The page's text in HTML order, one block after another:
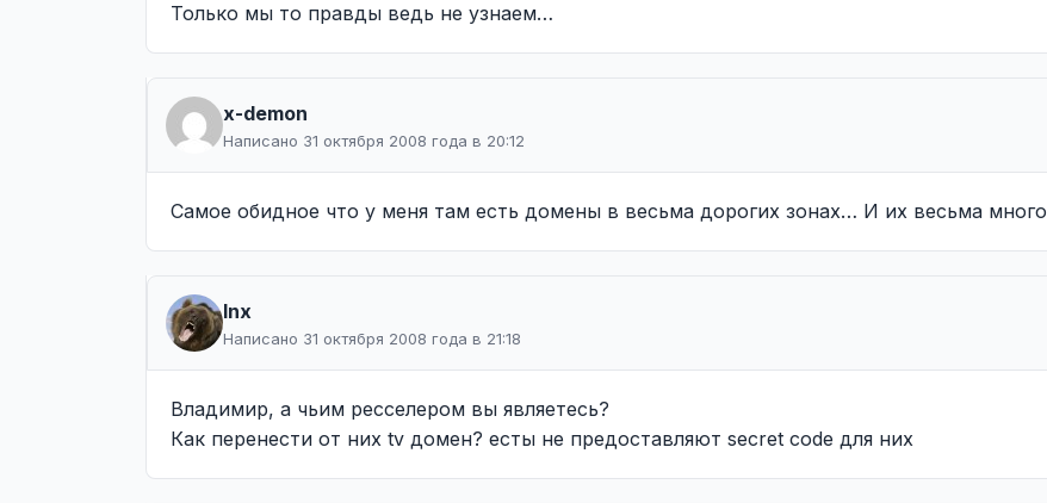
Только мы то правды ведь не узнаем…
x-demon
Написано 31 октября 2008 года в 20:12
Самое обидное что у меня там есть домены в весьма дорогих зонах… И их весьма много
lnx
Написано 31 октября 2008 года в 21:18
Владимир, а чьим ресселером вы являетесь?
Как перенести от них tv домен? есты не предоставляют secret code для них